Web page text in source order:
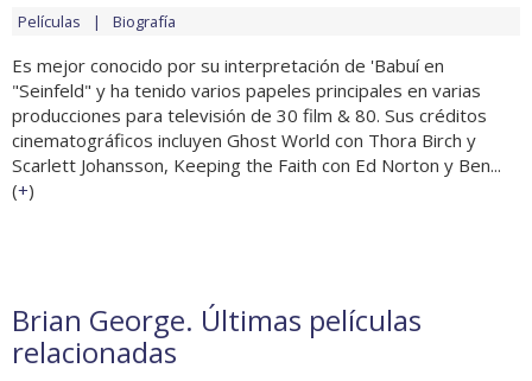
Películas Biografía
Es mejor conocido por su interpretación de 'Babuí en
"Seinfeld" y ha tenido varios papeles principales en varias
producciones para televisión de 30 film & 80. Sus créditos
cinematográficos incluyen Ghost World con Thora Birch y
Scarlett Johansson, Keeping the Faith con Ed Norton y Ben...
(+)
Brian George. Últimas películas
relacionadas